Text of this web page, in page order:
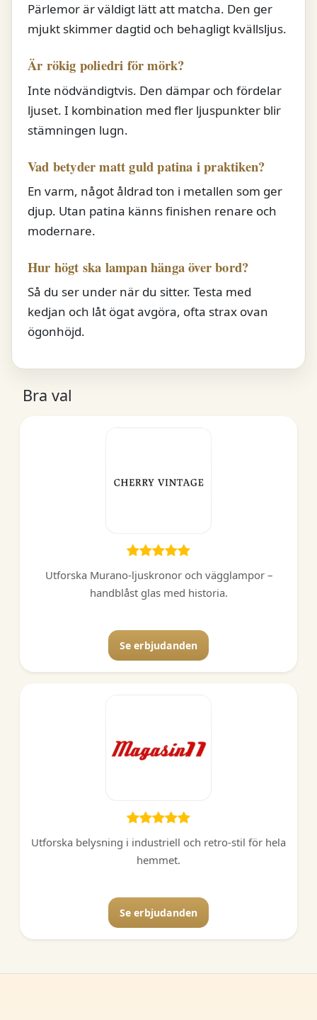
Pärlemor är väldigt lätt att matcha. Den ger
mjukt skimmer dagtid och behagligt kvällsljus.
Är rökig poliedri för mörk?
Inte nödvändigtvis. Den dämpar och fördelar
ljuset. I kombination med fler ljuspunkter blir
stämningen lugn.
Vad betyder matt guld patina i praktiken?
En varm, något åldrad ton i metallen som ger
djup. Utan patina känns finishen renare och
modernare.
Hur högt ska lampan hänga över bord?
Så du ser under när du sitter. Testa med
kedjan och låt ögat avgöra, ofta strax ovan
ögonhöjd.
Bra val
Utforska Murano-ljuskronor och vägglampor –
handblåst glas med historia.
Se erbjudanden
Utforska belysning i industriell och retro-stil för hela
hemmet.
Se erbjudanden